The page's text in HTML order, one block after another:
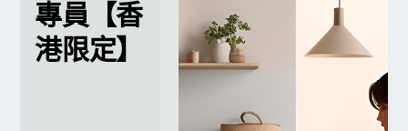
專員【香
港限定】